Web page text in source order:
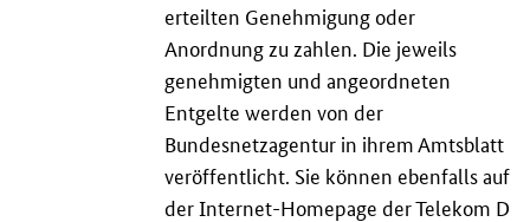
erteilten Genehmigung oder
Anordnung zu zahlen. Die jeweils
genehmigten und angeordneten
Entgelte werden von der
Bundesnetzagentur in ihrem Amtsblatt
veröffentlicht. Sie können ebenfalls auf
der Internet-Homepage der Telekom D